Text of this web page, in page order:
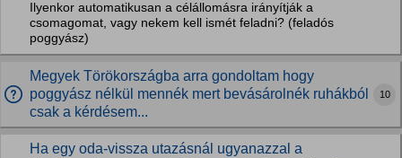
Ilyenkor automatikusan a célállomásra irányítják a
csomagomat, vagy nekem kell ismét feladni? (feladós
poggyász)
Megyek Törökországba arra gondoltam hogy
poggyász nélkül mennék mert bevásárolnék ruhákból
csak a kérdésem...
10
Ha egy oda-vissza utazásnál ugyanazzal a